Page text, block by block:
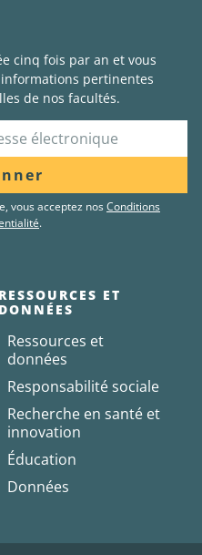
cinq fois par an et vous
pertinentes
de nos facultés.
vous acceptez nosConditions
.
RESSOURCES ET
DONNÉES
Ressources et
données
Responsabilité sociale
Recherche en santé et
innovation
Éducation
Données